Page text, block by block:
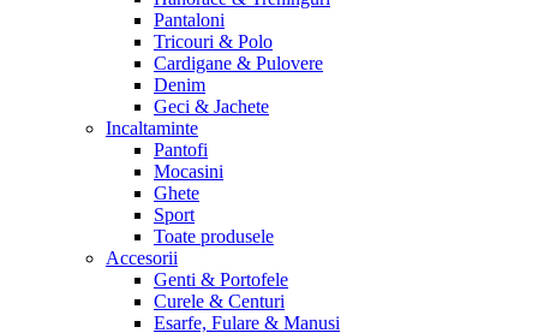
Pantaloni
Tricouri & Polo
Cardigane & Pulovere
Denim
Geci & Jachete
Incaltaminte
Pantofi
Mocasini
Ghete
Sport
Toate produsele
Accesorii
Genti & Portofele
Curele & Centuri
Esarfe, Fulare & Manusi